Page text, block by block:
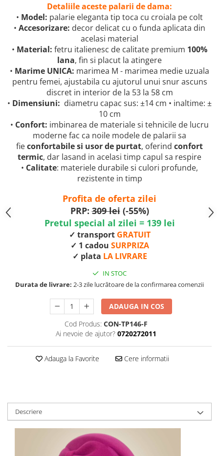
Detaliile aceste palarii de dama:
• Model: palarie eleganta tip toca cu croiala pe colt
• Accesorizare: decor delicat cu o funda aplicata din
acelasi material
• Material: fetru italienesc de calitate premium 100%
lana, fin si placut la atingere
• Marime UNICA: marimea M - marimea medie uzuala
pentru femei, ajustabila cu ajutorul unui snur ascuns
discret in interior de la 53 la 58 cm
• Dimensiuni: diametru capac sus: ±14 cm • inaltime: ±
10 cm
• Confort: imbinarea de materiale si tehnicile de lucru
moderne fac ca noile modele de palarii sa
fieconfortabile si usor de purtat, oferind confort
termic, dar lasand in acelasi timp capul sa respire
• Calitate: materiele durabile si culori profunde,
rezistente in timp
Profita de oferta zilei
PRP:309 lei(-55%)
Pretul special al zilei = 139 lei
✓ transport GRATUIT
✓ 1 cadou SURPRIZA
✓ plata LA LIVRARE
IN STOC
Durata de livrare: 2-3 zile lucrătoare de la confirmarea comenzii
ADAUGA IN COS
Cod Produs: CON-TP146-F
Ai nevoie de ajutor? 0720272011
Adauga la Favorite Cere informatii
Descriere